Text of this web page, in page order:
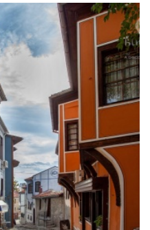
Erste
und Plovdiv